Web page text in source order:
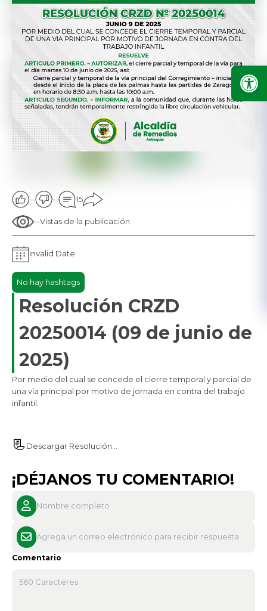
-- -- 15
--Vistas de la publicación
Invalid Date
No hay hashtags
Resolución CRZD
20250014 (09 de junio de
2025)
​Por medio del cual se concede el cierre temporal y parcial de
una vía principal por motivo de jornada en contra del trabajo
infantil.
📃 Descargar Resolución...
¡DÉJANOS TU COMENTARIO!
Comentario